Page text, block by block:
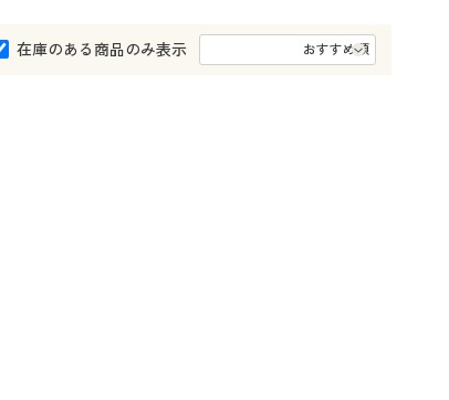
大きいサイズ 事務・制服
在庫のある商品のみ表示